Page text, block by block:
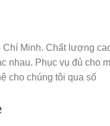
Chí Minh. Chất lượng
nhau. Phục vụ đủ cho
cho chúng tôi qua số